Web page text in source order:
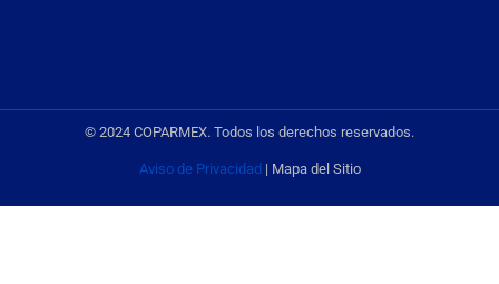
© 2024 COPARMEX. Todos los derechos reservados.
Aviso de Privacidad | Mapa del Sitio